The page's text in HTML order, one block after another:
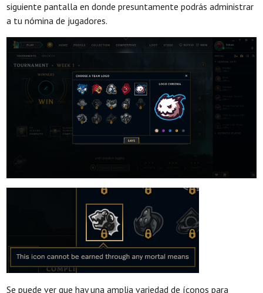
siguiente pantalla en donde presuntamente podrás administrar
a tu nómina de jugadores.
Se puede ver que hay una amplia variedad de íconos para